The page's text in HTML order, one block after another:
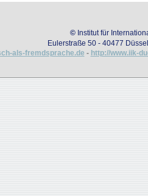
© Institut für
Eulerstraße 50 - 40477
als-fremdsprache.de - http://www.iik-